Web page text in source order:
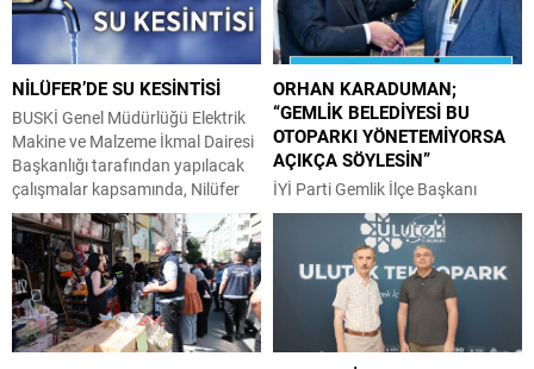
NİLÜFER’DE SU KESİNTİSİ
BUSKİ Genel Müdürlüğü Elektrik
Makine ve Malzeme İkmal Dairesi
Başkanlığı tarafından yapılacak
çalışmalar kapsamında, Nilüfer
İlçesi Demirci Mahallesi; Koşuyolu
Caddesi güneyi, Direnç Sokak
kuzeyi, Eylül Sokak batısı
arasında kalan bölge ve civarında
05 Ağustos 2026 tarihinde 09:00
– 18:00 saatleri arasında su
kesintisi yapılacaktır. BUSKİ Genel
ORHAN KARADUMAN;
“GEMLİK BELEDİYESİ BU
OTOPARKI YÖNETEMİYORSA
AÇIKÇA SÖYLESİN”
İYİ Parti Gemlik İlçe Başkanı
Orhan Karaduman, Sahil Cami
önündeki otoparkta yaşanan
sorunları bir kez daha gündeme
getirdi. Gemlik Kaymakamlığının
sorunu kontrol altına aldığını
açıklamasına rağmen, ilerleme
kaydedilmediğini öne süren Orhan